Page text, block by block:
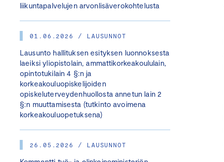
liikuntapalvelujen arvonlisäverokohtelusta
01.06.2026 / LAUSUNNOT
Lausunto hallituksen esityksen luonnoksesta
laeiksi yliopistolain, ammattikorkeakoululain,
opintotukilain 4 §:n ja
korkeakouluopiskelijoiden
opiskeluterveydenhuollosta annetun lain 2
§:n muuttamisesta (tutkinto avoimena
korkeakouluopetuksena)
26.05.2026 / LAUSUNNOT